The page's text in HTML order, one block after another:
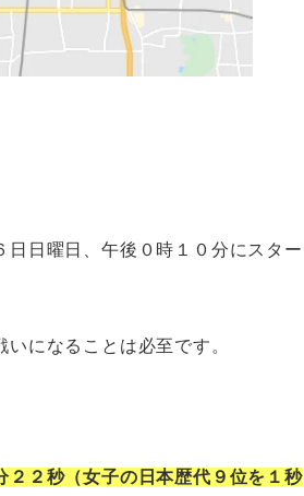
日曜日、午後０時１０分にスター
になることは必至です。
２２秒（女子の日本歴代９位を１秒